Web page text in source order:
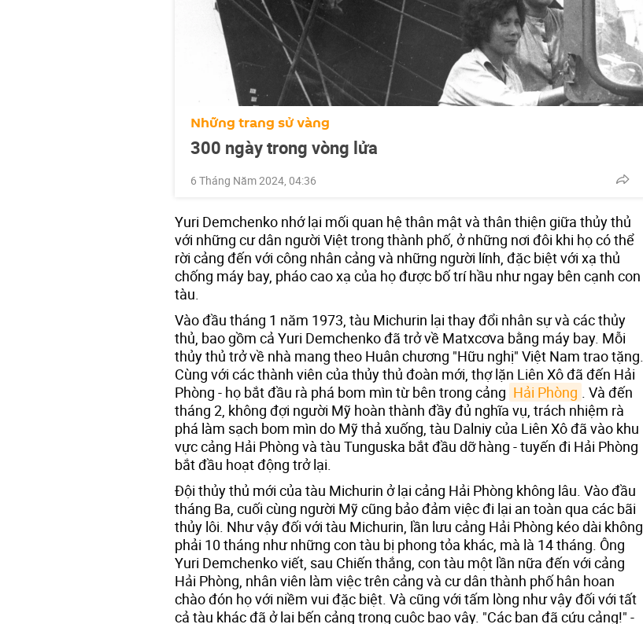
Những trang sử vàng
300 ngày trong vòng lửa
6 Tháng Năm 2024, 04:36
Yuri Demchenko nhớ lại mối quan hệ thân mật và thân thiện giữa thủy thủ
với những cư dân người Việt trong thành phố, ở những nơi đôi khi họ có thể
rời cảng đến với công nhân cảng và những người lính, đặc biệt với xạ thủ
chống máy bay, pháo cao xạ của họ được bố trí hầu như ngay bên cạnh con
tàu.
Vào đầu tháng 1 năm 1973, tàu Michurin lại thay đổi nhân sự và các thủy
thủ, bao gồm cả Yuri Demchenko đã trở về Matxcơva bằng máy bay. Mỗi
thủy thủ trở về nhà mang theo Huân chương "Hữu nghị" Việt Nam trao tặng.
Cùng với các thành viên của thủy thủ đoàn mới, thợ lặn Liên Xô đã đến Hải
Phòng - họ bắt đầu rà phá bom mìn từ bên trong cảng Hải Phòng
. Và đến
tháng 2, không đợi người Mỹ hoàn thành đầy đủ nghĩa vụ, trách nhiệm rà
phá làm sạch bom mìn do Mỹ thả xuống, tàu Dalniy của Liên Xô đã vào khu
vực cảng Hải Phòng và tàu Tunguska bắt đầu dỡ hàng - tuyến đi Hải Phòng
bắt đầu hoạt động trở lại.
Đội thủy thủ mới của tàu Michurin ở lại cảng Hải Phòng không lâu. Vào đầu
tháng Ba, cuối cùng người Mỹ cũng bảo đảm việc đi lại an toàn qua các bãi
thủy lôi. Như vậy đối với tàu Michurin, lần lưu cảng Hải Phòng kéo dài không
phải 10 tháng như những con tàu bị phong tỏa khác, mà là 14 tháng. Ông
Yuri Demchenko viết, sau Chiến thắng, con tàu một lần nữa đến với cảng
Hải Phòng, nhân viên làm việc trên cảng và cư dân thành phố hân hoan
chào đón họ với niềm vui đặc biệt. Và cũng với tấm lòng như vậy đối với tất
cả tàu khác đã ở lại bến cảng trong cuộc bao vây. "Các bạn đã cứu cảng!" -